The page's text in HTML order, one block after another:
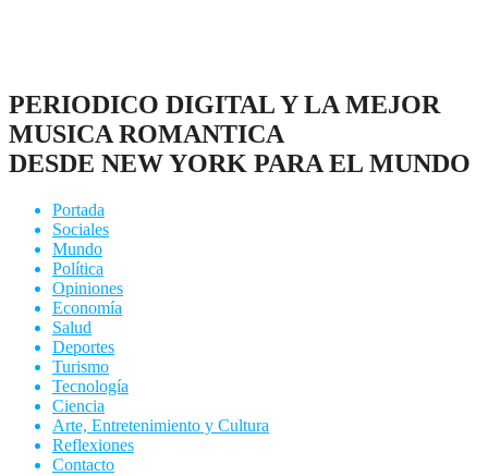
PERIODICO DIGITAL Y LA MEJOR
MUSICA ROMANTICA
DESDE NEW YORK PARA EL MUNDO
Portada
Sociales
Mundo
Política
Opiniones
Economía
Salud
Deportes
Turismo
Tecnología
Ciencia
Arte, Entretenimiento y Cultura
Reflexiones
Contacto